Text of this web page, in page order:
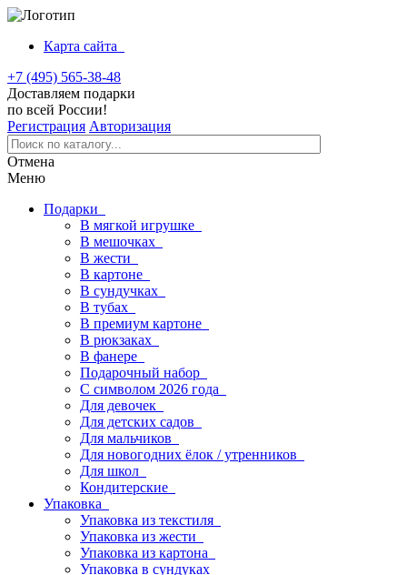
Карта сайта
+7 (495) 565-38-48
Доставляем подарки
по всей России!
Регистрация Авторизация
Отмена
Меню
Подарки
В мягкой игрушке
В мешочках
В жести
В картоне
В сундучках
В тубах
В премиум картоне
В рюкзаках
В фанере
Подарочный набор
С символом 2026 года
Для девочек
Для детских садов
Для мальчиков
Для новогодних ёлок / утренников
Для школ
Кондитерские
Упаковка
Упаковка из текстиля
Упаковка из жести
Упаковка из картона
Упаковка в сундуках